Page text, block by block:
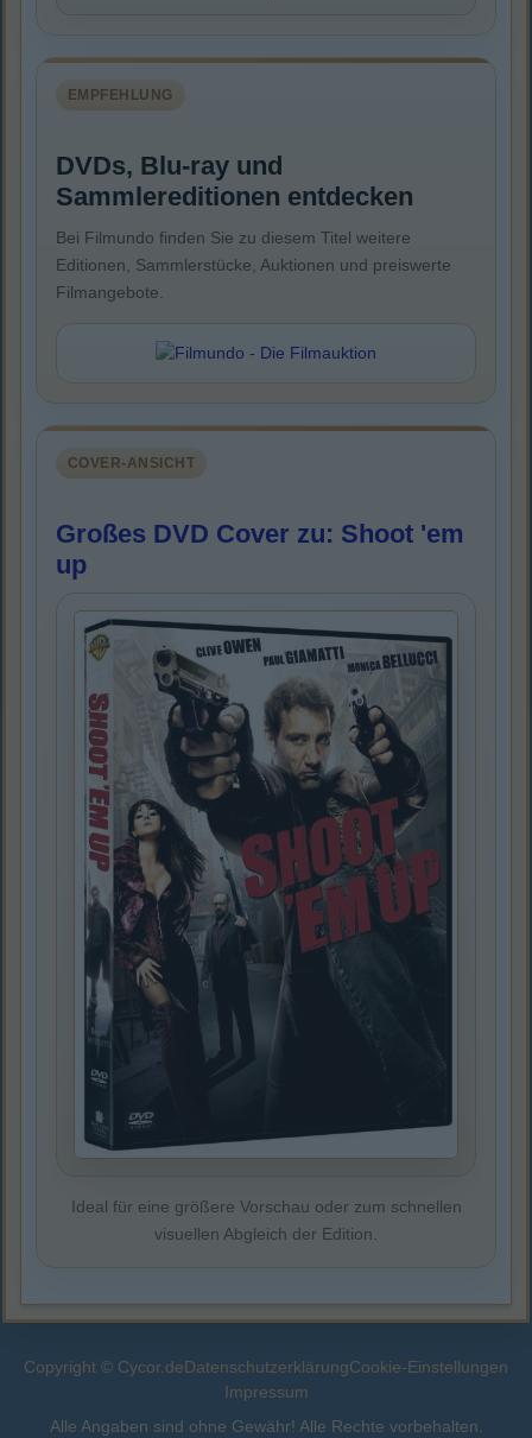
EMPFEHLUNG
DVDs, Blu-ray und
Sammlereditionen entdecken
Bei Filmundo finden Sie zu diesem Titel weitere
Editionen, Sammlerstücke, Auktionen und preiswerte
Filmangebote.
COVER-ANSICHT
Großes DVD Cover zu: Shoot 'em
up
Ideal für eine größere Vorschau oder zum schnellen
visuellen Abgleich der Edition.
Copyright © Cycor.deDatenschutzerklärungCookie-Einstellungen
Impressum
Alle Angaben sind ohne Gewähr! Alle Rechte vorbehalten.